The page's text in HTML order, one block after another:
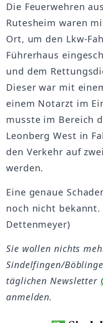
Die Feuerwehren
Rutesheim waren
Ort, um den Lkw-
Führerhaus
und dem
Dieser war mit
einem Notarzt im
musste im Bereich
Leonberg West in
den Verkehr auf
werden.
Eine genaue
noch nicht bekannt.
Dettenmeyer)
Sie wollen nichts
Sindelfingen/
täglichen Newsletter
anmelden.